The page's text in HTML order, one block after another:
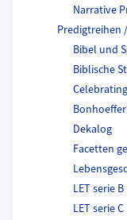
Narrative
Predigtreihen
Bibel und
Biblische
Dekalog
Facetten
LET serie B
LET serie C